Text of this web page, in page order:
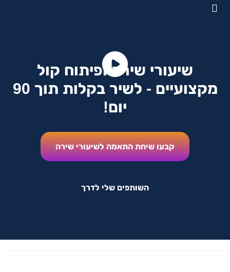
שיעורי שירה ופיתוח קול
מקצועיים - לשיר בקלות תוך 90
יום!​
קבעו שיחת התאמה לשיעורי שירה
השותפים שלי לדרך